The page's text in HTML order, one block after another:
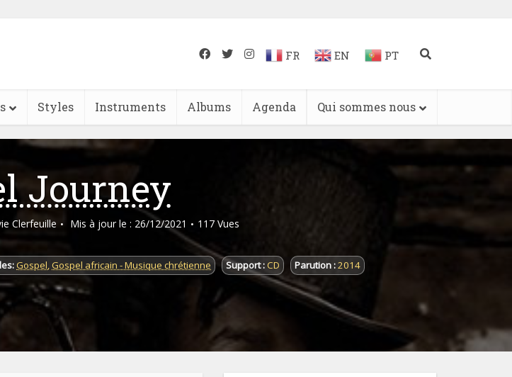
FR EN PT
Styles Instruments Albums Agenda Qui sommes nous
Journey
Clerfeuille Mis à jour le : 26/12/2021 117 Vues
Gospel,Gospel africain - Musique chrétienne Support :CD Parution :2014